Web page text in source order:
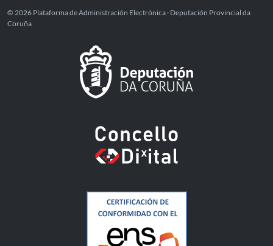
© 2026 Plataforma de Administración Electrónica · Deputación Provincial da
Coruña